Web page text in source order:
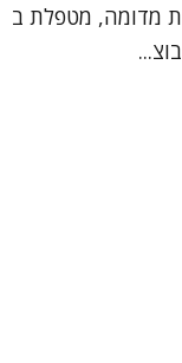
מדומה, מטפלת ב